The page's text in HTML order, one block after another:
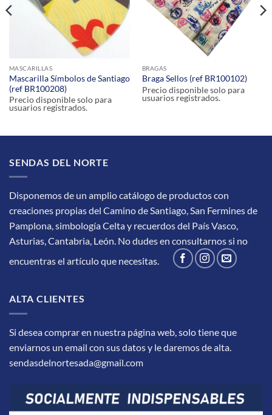
MASCARILLAS
Mascarilla Símbolos de Santiago
(ref BR100208)
Precio disponible solo para
usuarios registrados.
BRAGAS
Braga Sellos (ref BR100102)
Precio disponible solo para
usuarios registrados.
SENDAS DEL NORTE
Disponemos de un amplio catálogo de productos con
creaciones propias del Camino de Santiago, San Fermines de
Pamplona, simbología Celta y recuerdos del País Vasco,
Asturias, Cantabria, León. No dudes en consultarnos si no
encuentras el artículo que necesitas.
ALTA CLIENTES
Si desea comprar en nuestra página web, solo tiene que
enviarnos un email con sus datos y le daremos de alta.
sendasdelnortesada@gmail.com